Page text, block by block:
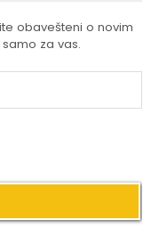
obavešteni o novim
za vas.